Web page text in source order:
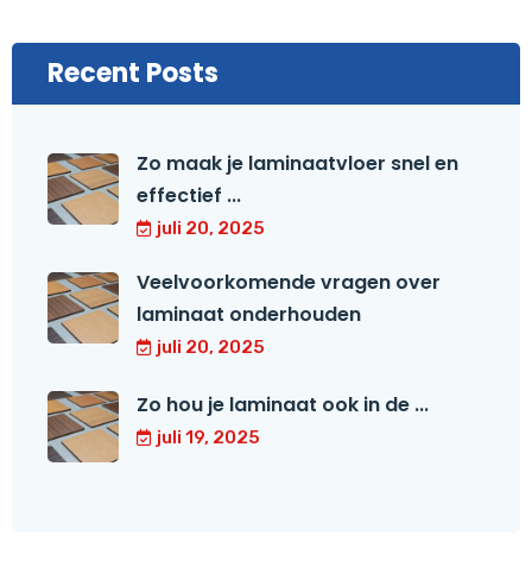
Recent Posts
Zo maak je laminaatvloer snel en
effectief ...
juli 20, 2025
Veelvoorkomende vragen over
laminaat onderhouden
juli 20, 2025
Zo hou je laminaat ook in de ...
juli 19, 2025